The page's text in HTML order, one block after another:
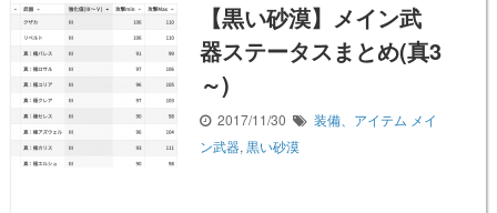
【黒い砂漠】メイン武
器ステータスまとめ(真3
～)
2017/11/30 装備、アイテム メイ
ン武器, 黒い砂漠